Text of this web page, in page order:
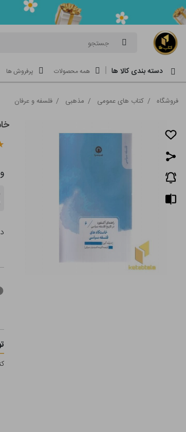
جستجو
دسته بندی کالا ها همه محصولات پرفروش ها
فروشگاه / کتاب های عمومی / مذهبی / فلسفه و عرفان